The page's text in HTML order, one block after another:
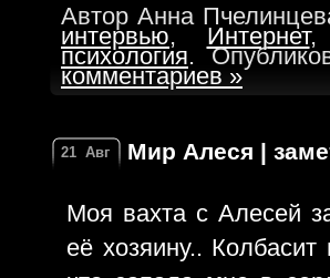
Автор Анна
интервью, Интернет
психология.
комментариев »
21 Авг Мир Алеся |
Моя вахта с Алесей
её хозяину..